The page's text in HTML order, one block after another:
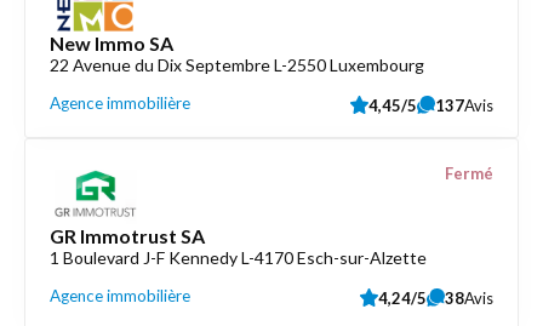
New Immo SA
22 Avenue du Dix Septembre L-2550 Luxembourg
Agence immobilière 4,45/5 137Avis
GR Immotrust SA
1 Boulevard J-F Kennedy L-4170 Esch-sur-Alzette
Agence immobilière
Fermé
4,24/5 38Avis